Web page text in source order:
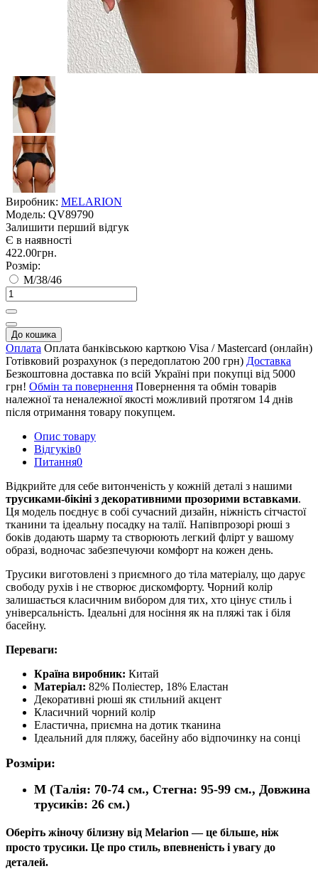
Виробник: MELARION
Модель: QV89790
Залишити перший відгук
Є в наявності
422.00грн.
Розмір:
M/38/46
До кошика
Оплата Оплата банківською карткою Visa / Mastercard (онлайн)
Готівковий розрахунок (з передоплатою 200 грн) Доставка
Безкоштовна доставка по всій Україні при покупці від 5000
грн! Обмін та повернення Повернення та обмін товарів
належної та неналежної якості можливий протягом 14 днів
після отримання товару покупцем.
Опис товару
Відгуків0
Питання0
Відкрийте для себе витонченість у кожній деталі з нашими
трусиками-бікіні з декоративними прозорими вставками.
Ця модель поєднує в собі сучасний дизайн, ніжність сітчастої
тканини та ідеальну посадку на талії. Напівпрозорі рюші з
боків додають шарму та створюють легкий флірт у вашому
образі, водночас забезпечуючи комфорт на кожен день.
Трусики виготовлені з приємного до тіла матеріалу, що дарує
свободу рухів і не створює дискомфорту. Чорний колір
залишається класичним вибором для тих, хто цінує стиль і
універсальність. Ідеальні для носіння як на пляжі так і біля
басейну.
Переваги:
Країна виробник: Китай
Матеріал: 82% Поліестер, 18% Еластан
Декоративні рюші як стильний акцент
Класичний чорний колір
Еластична, приємна на дотик тканина
Ідеальний для пляжу, басейну або відпочинку на сонці
Розміри:
М (Талія: 70-74 см., Стегна: 95-99 см., Довжина
трусиків: 26 см.)
Оберіть жіночу білизну від Melarion — це більше, ніж
просто трусики. Це про стиль, впевненість і увагу до
деталей.